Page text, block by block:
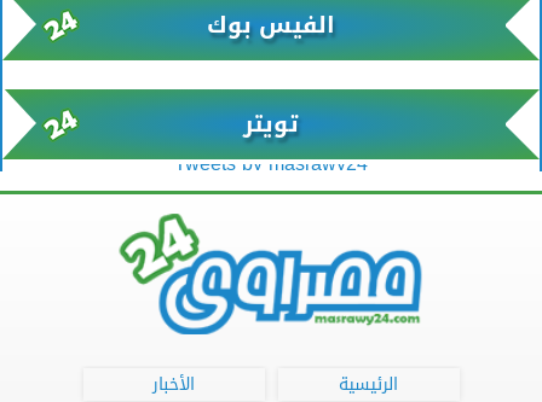
الفيس بوك
تويتر
Tweets by masrawy24
الرئيسية
الأخبار